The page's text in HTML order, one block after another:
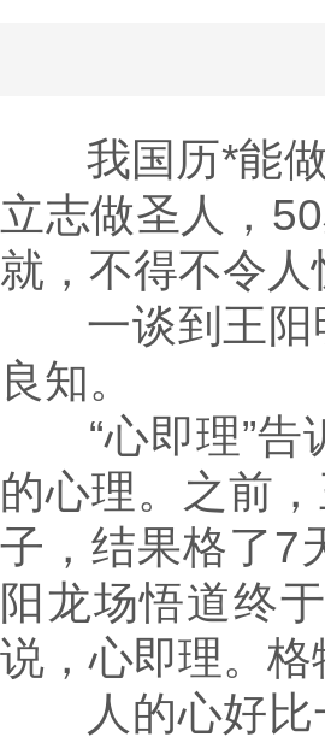
我国历*能做
立志做圣人，
就，不得不令人
一谈到王阳
良知。
“心即理”告
的心理。之前
子，结果格了7
阳龙场悟道终
说，心即理。
人的心好比